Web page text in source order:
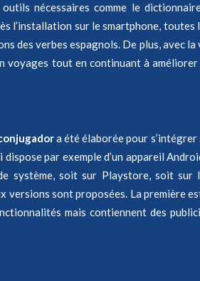
nécessaires comme le
l’installation sur le smartphone,
des verbes espagnols. De plus,
tout en continuant à
a été élaborée pour
par exemple d’un appareil
système, soit sur Playstore, soit
sont proposées. La première
mais contiennent des